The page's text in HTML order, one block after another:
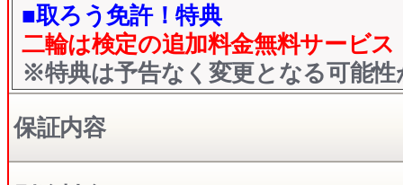
■取ろう免許！特典
二輪は検定の追加料金無料サービス
​※特典は予告なく変更となる可能
保証内容